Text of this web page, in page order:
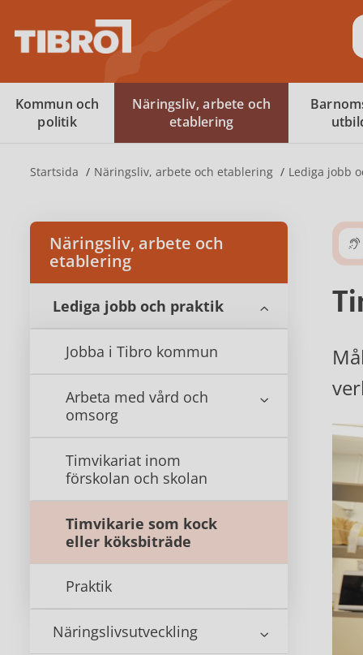
Kommun och
politik
Näringsliv, arbete och
etablering
Startsida Näringsliv, arbete och etablering Lediga jobb
Näringsliv, arbete och
etablering
Lediga jobb och praktik
Jobba i Tibro kommun
Arbeta med vård och
omsorg
Timvikariat inom
förskolan och skolan
Timvikarie som kock
eller köksbiträde
Praktik
Näringslivsutveckling